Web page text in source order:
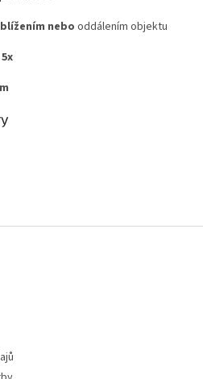
nebo oddálením objektu